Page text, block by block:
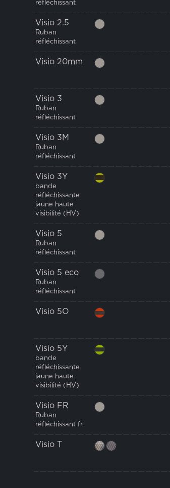
réfléchissant
Visio 2.5
Ruban
réfléchissant
Visio 20mm
Visio 3
Ruban
réfléchissant
Visio 3M
Ruban
réfléchissant
Visio 3Y
bande
réfléchissante
jaune haute
visibilité (HV)
Visio 5
Ruban
réfléchissant
Visio 5 eco
Ruban
réfléchissant
Visio 5O
Visio 5Y
bande
réfléchissante
jaune haute
visibilité (HV)
Visio FR
Ruban
réfléchissant fr
Visio T